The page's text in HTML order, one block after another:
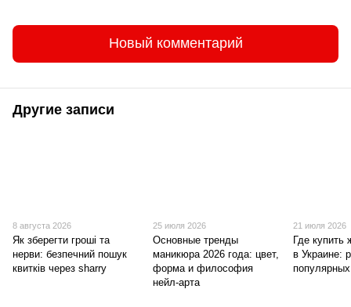
Новый комментарий
Другие записи
8 августа 2026
Як зберегти гроші та
нерви: безпечний пошук
квитків через sharry
25 июля 2026
Основные тренды
маникюра 2026 года: цвет,
форма и философия
нейл-арта
21 июля 2026
Где купить
в Украине: